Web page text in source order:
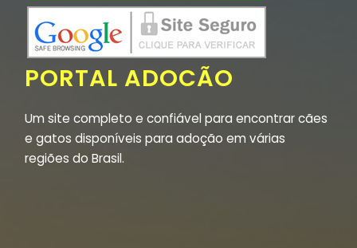
PORTAL ADOCÃO
Um site completo e confiável para encontrar cães
e gatos disponíveis para adoção em várias
regiões do Brasil.